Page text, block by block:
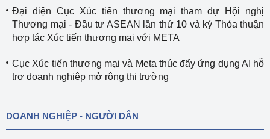
Đại diện Cục Xúc tiến thương mại tham dự Hội nghị
Thương mại - Đầu tư ASEAN lần thứ 10 và ký Thỏa thuận
hợp tác Xúc tiến thương mại với META
Cục Xúc tiến thương mại và Meta thúc đẩy ứng dụng AI hỗ
trợ doanh nghiệp mở rộng thị trường
DOANH NGHIỆP - NGƯỜI DÂN